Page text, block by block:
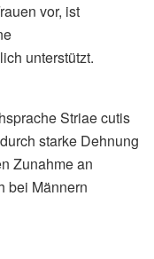
vor, ist
unterstützt.
Striae cutis
starke Dehnung
Zunahme an
bei Männern